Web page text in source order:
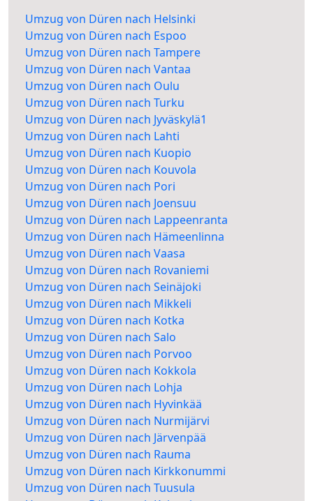
Umzug von Düren nach Helsinki
Umzug von Düren nach Espoo
Umzug von Düren nach Tampere
Umzug von Düren nach Vantaa
Umzug von Düren nach Oulu
Umzug von Düren nach Turku
Umzug von Düren nach Jyväskylä1
Umzug von Düren nach Lahti
Umzug von Düren nach Kuopio
Umzug von Düren nach Kouvola
Umzug von Düren nach Pori
Umzug von Düren nach Joensuu
Umzug von Düren nach Lappeenranta
Umzug von Düren nach Hämeenlinna
Umzug von Düren nach Vaasa
Umzug von Düren nach Rovaniemi
Umzug von Düren nach Seinäjoki
Umzug von Düren nach Mikkeli
Umzug von Düren nach Kotka
Umzug von Düren nach Salo
Umzug von Düren nach Porvoo
Umzug von Düren nach Kokkola
Umzug von Düren nach Lohja
Umzug von Düren nach Hyvinkää
Umzug von Düren nach Nurmijärvi
Umzug von Düren nach Järvenpää
Umzug von Düren nach Rauma
Umzug von Düren nach Kirkkonummi
Umzug von Düren nach Tuusula